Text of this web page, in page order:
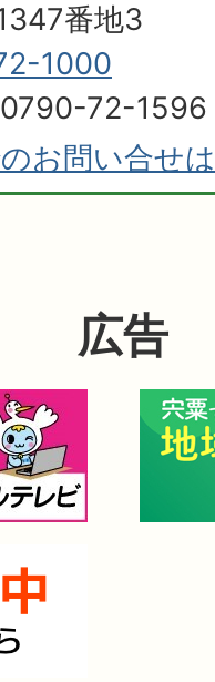
番地3
1000
72-1596
お問い合せ
広告